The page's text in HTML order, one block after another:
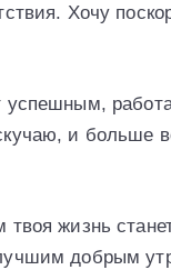
Хочу
успешным,
и больше
твоя жизнь
добрым